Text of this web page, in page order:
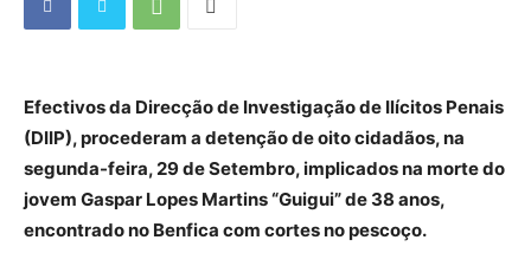
Efectivos da Direcção de Investigação de Ilícitos Penais
(DIIP), procederam a detenção de oito cidadãos, na
segunda-feira, 29 de Setembro, implicados na morte do
jovem Gaspar Lopes Martins “Guigui” de 38 anos,
encontrado no Benfica com cortes no pescoço.